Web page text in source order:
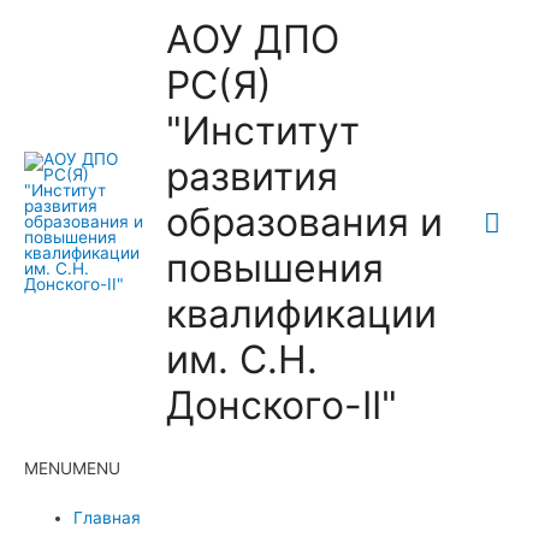
АОУ ДПО
РС(Я)
"Институт
развития
образования и
повышения
квалификации
им. С.Н.
Донского-II"
MENUMENU
Главная